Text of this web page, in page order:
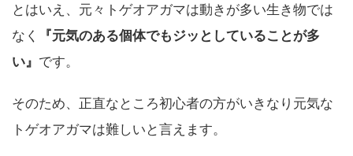
とはいえ、元々トゲオアガマは動きが多い生き物では
なく
『元気のある個体でもジッとしていることが多
い』 です。
そのため、正直なところ初心者の方がいきなり元気な
トゲオアガマは難しいと言えます。